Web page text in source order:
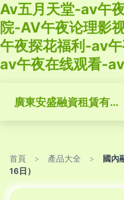
Av五月天堂-av午
院-AV午夜论理影
午夜探花福利-av
av午夜在线观看-
廣東安盛融資租賃有限公司
首頁 > 產品大全 >
國內
16日）